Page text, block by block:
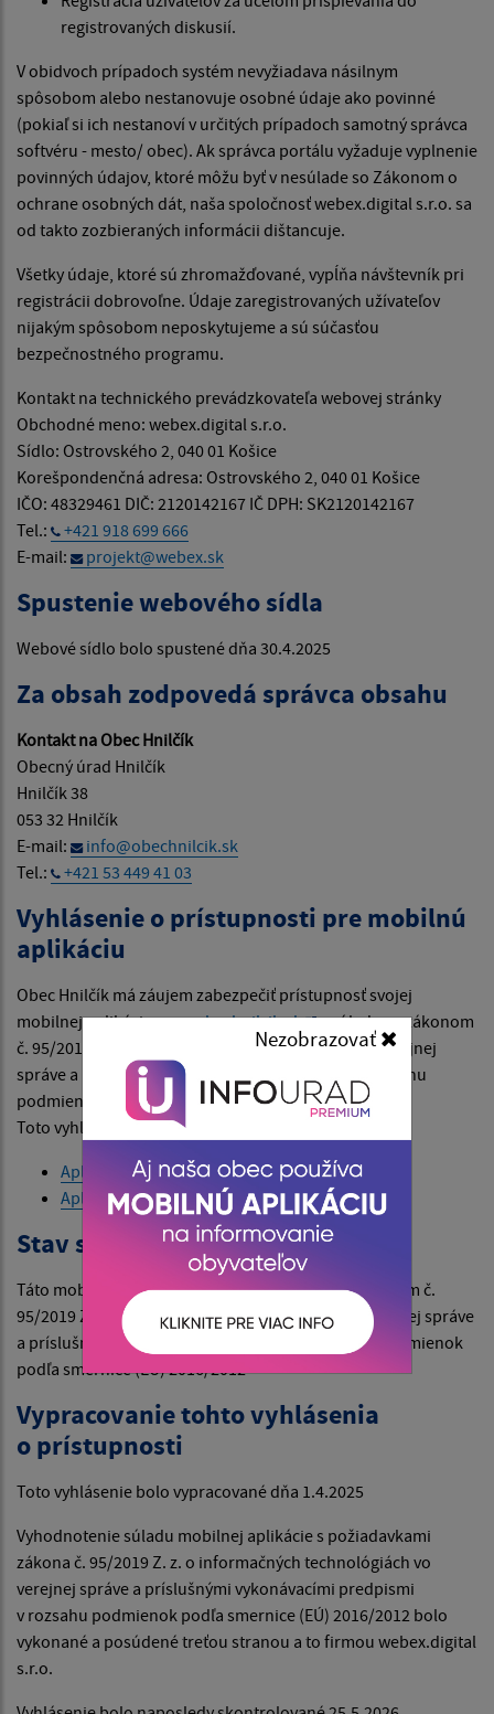
Nezobrazovať
registrovaných diskusií.
V obidvoch prípadoch systém nevyžiadava násilnym
spôsobom alebo nestanovuje osobné údaje ako povinné
(pokiaľ si ich nestanoví v určitých prípadoch samotný správca
softvéru - mesto/ obec). Ak správca portálu vyžaduje vyplnenie
povinných údajov, ktoré môžu byť v nesúlade so Zákonom o
ochrane osobných dát, naša spoločnosť webex.digital s.r.o. sa
od takto zozbieraných informácii dištancuje.
Všetky údaje, ktoré sú zhromažďované, vypĺňa návštevník pri
registrácii dobrovoľne. Údaje zaregistrovaných užívateľov
nijakým spôsobom neposkytujeme a sú súčasťou
bezpečnostného programu.
Kontakt na technického prevádzkovateľa webovej stránky
Obchodné meno: webex.digital s.r.o.
Sídlo: Ostrovského 2, 040 01 Košice
Korešpondenčná adresa: Ostrovského 2, 040 01 Košice
IČO: 48329461 DIČ: 2120142167 IČ DPH: SK2120142167
Tel.:
+421 918 699 666
E-mail:
projekt@webex.sk
Spustenie webového sídla
Webové sídlo bolo spustené dňa 30.4.2025
Za obsah zodpovedá správca obsahu
Kontakt na Obec Hnilčík
Obecný úrad Hnilčík
Hnilčík 38
053 32 Hnilčík
E-mail:
info@obechnilcik.sk
Tel.:
+421 53 449 41 03
Vyhlásenie o prístupnosti pre mobilnú
aplikáciu
Obec Hnilčík má záujem zabezpečiť prístupnosť svojej
mobilnej aplikáciewww.obechnilcik.sk
v súlade so zákonom
č. 95/2019 Z. z. o informačných technológiách vo verejnej
správe a príslušnými vykonávacími predpismi v rozsahu
podmienok podľa smernice (EÚ) 2016/2012.
Toto vyhlásenie o prístupnosti sa vzťahuje na:
Aplikácia pre Android
Aplikácia pre Apple
Stav súladu
Táto mobilná aplikácia je v úplnom súlade so zákonom č.
95/2019 Z. z. o informačných technológiách vo verejnej správe
a príslušnými vykonávacími predpismi v rozsahu podmienok
podľa smernice (EÚ) 2016/2012
Vypracovanie tohto vyhlásenia
o prístupnosti
Toto vyhlásenie bolo vypracované dňa 1.4.2025
Vyhodnotenie súladu mobilnej aplikácie s požiadavkami
zákona č. 95/2019 Z. z. o informačných technológiách vo
verejnej správe a príslušnými vykonávacími predpismi
v rozsahu podmienok podľa smernice (EÚ) 2016/2012 bolo
vykonané a posúdené treťou stranou a to firmou webex.digital
s.r.o.